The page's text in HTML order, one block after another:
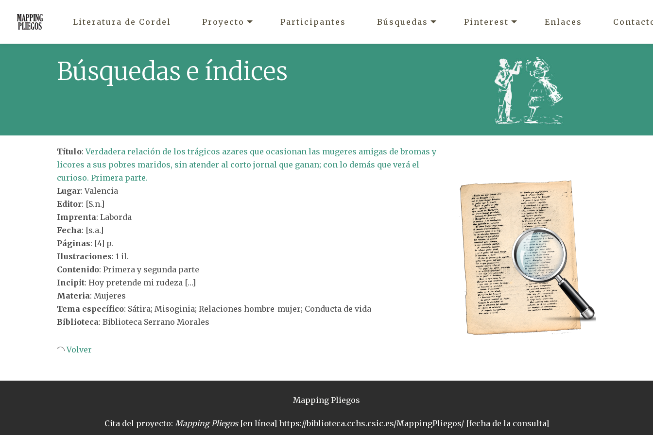
Literatura de Cordel Proyecto Participantes Búsquedas Pinterest Enlaces
Búsquedas e índices
Título:Verdadera relación de los trágicos azares que ocasionan las mugeres amigas de bromas y
licores a sus pobres maridos, sin atender al corto jornal que ganan; con lo demás que verá el
curioso. Primera parte.
Lugar: Valencia
Editor: [S.n.]
Imprenta: Laborda
Fecha: [s.a.]
Páginas: [4] p.
Ilustraciones: 1 il.
Contenido: Primera y segunda parte
Incipit: Hoy pretende mi rudeza […]
Materia: Mujeres
Tema específico: Sátira; Misoginia; Relaciones hombre-mujer; Conducta de vida
Biblioteca: Biblioteca Serrano Morales
Volver
Mapping Pliegos
Cita del proyecto: Mapping Pliegos[en línea] https://biblioteca.cchs.csic.es/MappingPliegos/ [fecha de la consulta]